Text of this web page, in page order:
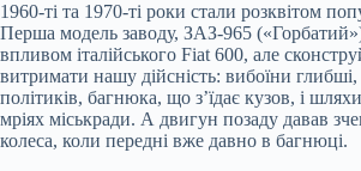
1960-ті та 1970-ті роки стали розквітом
Перша модель заводу, ЗАЗ-965
впливом італійського Fiat 600, але
витримати нашу дійсність: вибоїни
політиків, багнюка, що з’їдає кузов, і
мріях міськради. А двигун позаду давав
колеса, коли передні вже давно в багнюці.